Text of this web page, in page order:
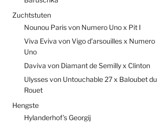
Zuchtstuten
Nounou Paris von Numero Uno x Pit I
Viva Eviva von Vigo d’arsouilles x Numero
Uno
Daviva von Diamant de Semilly x Clinton
Ulysses von Untouchable 27 x Baloubet du
Rouet
Hengste
Hylanderhof’s Georgij